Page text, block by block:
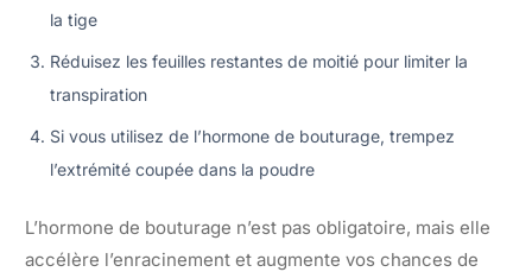
la tige
Réduisez les feuilles restantes de moitié pour limiter la
transpiration
Si vous utilisez de l’hormone de bouturage, trempez
l’extrémité coupée dans la poudre
L’hormone de bouturage n’est pas obligatoire, mais elle
accélère l’enracinement et augmente vos chances de